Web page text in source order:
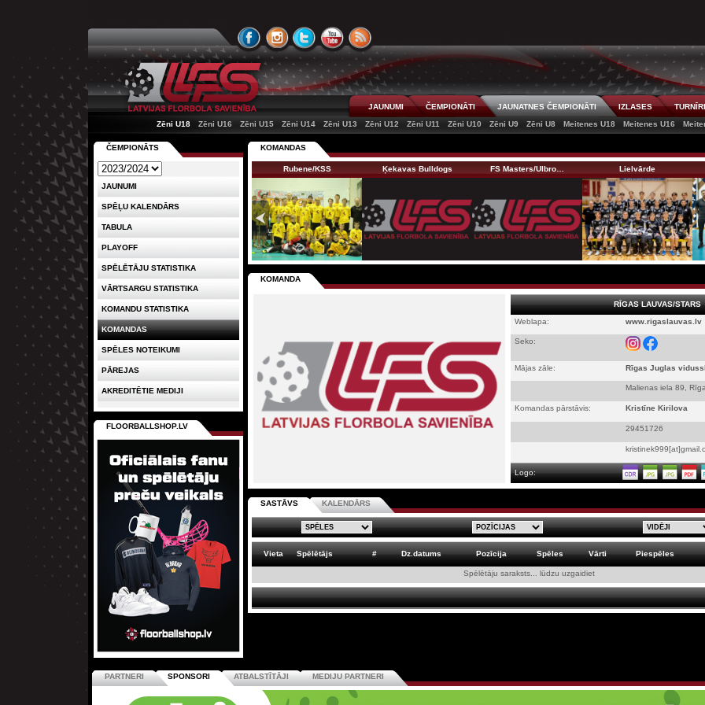
JAUNUMI ČEMPIONĀTI JAUNATNES ČEMPIONĀTI IZLASES TURNĪRI
Zēni U18
Zēni U16 Zēni U15 Zēni U14 Zēni U13 Zēni U12 Zēni U11 Zēni U10 Zēni U9 Zēni U8 Meitenes U18 Meitenes U16
KOMANDAS
Rubene/KSS Ķekavas Bulldogs FS Masters/Ulbro… Lielvārde
KOMANDA
RĪGAS LAUVAS/STARS
Weblapa:
www.rigaslauvas.lv
Seko:
Mājas zāle: Rīgas Juglas
Malienas iela 89, Rīga
Komandas pārstāvis: Kristīne Kirilova
29451726
Logo:
SASTĀVS KALENDĀRS
Vieta Spēlētājs # Dz.datums Pozīcija Spēles Vārti Piespēles
Spēlētāju saraksts... lūdzu uzgaidiet
ČEMPIONĀTS
JAUNUMI
SPĒĻU KALENDĀRS
TABULA
PLAYOFF
SPĒLĒTĀJU STATISTIKA
VĀRTSARGU STATISTIKA
KOMANDU STATISTIKA
KOMANDAS
SPĒLES NOTEIKUMI
PĀREJAS
AKREDITĒTIE MEDIJI
FLOORBALLSHOP.LV
PARTNERI SPONSORI ATBALSTĪTĀJI MEDIJU PARTNERI